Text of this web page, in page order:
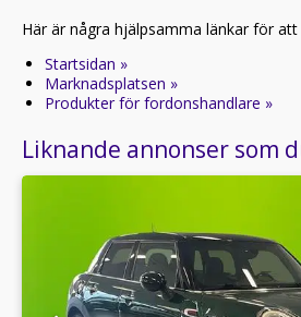
Här är några hjälpsamma länkar för att
Startsidan »
Marknadsplatsen »
Produkter för fordonshandlare »
Liknande annonser som